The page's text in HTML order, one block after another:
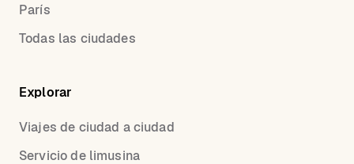
París
Todas las ciudades
Explorar
Viajes de ciudad a ciudad
Servicio de limusina